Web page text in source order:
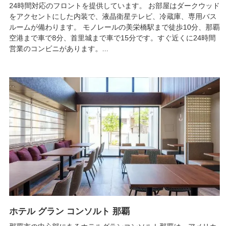
24時間対応のフロントを提供しています。 お部屋はダークウッド
をアクセントにした内装で、液晶衛星テレビ、冷蔵庫、専用バス
ルームが備わります。 モノレールの美栄橋駅まで徒歩10分、那覇
空港まで車で8分、首里城まで車で15分です。すぐ近くに24時間
営業のコンビニがあります。...
ホテル グラン コンソルト 那覇